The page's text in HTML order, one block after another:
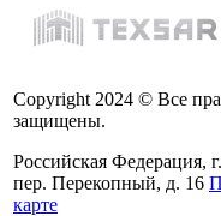
Copyright 2024 © Все
защищены.
Российская Федерация,
пер. Перекопный, д. 16
карте